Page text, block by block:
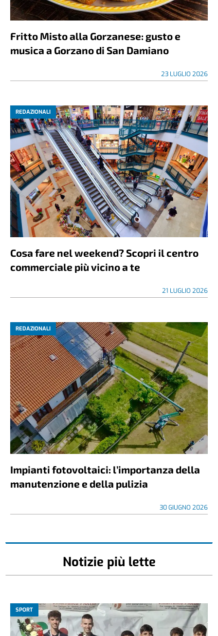
Fritto Misto alla Gorzanese: gusto e
musica a Gorzano di San Damiano
23 LUGLIO 2026
REDAZIONALI
Cosa fare nel weekend? Scopri il centro
commerciale più vicino a te
21 LUGLIO 2026
REDAZIONALI
Impianti fotovoltaici: l’importanza della
manutenzione e della pulizia
30 GIUGNO 2026
Notizie più lette
SPORT